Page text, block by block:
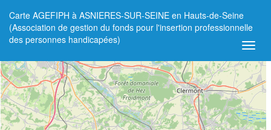
Carte AGEFIPH à ASNIERES-SUR-SEINE en Hauts-de-Seine
(Association de gestion du fonds pour l'insertion professionnelle
des personnes handicapées)
+
−